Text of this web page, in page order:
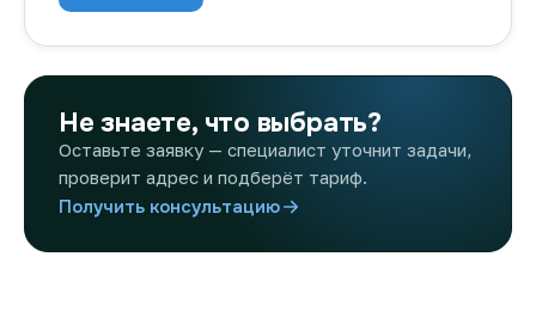
Не знаете, что выбрать?
Оставьте заявку — специалист уточнит задачи,
проверит адрес и подберёт тариф.
Получить консультацию